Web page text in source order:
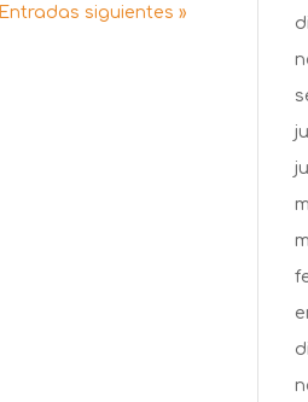
Entradas siguientes »